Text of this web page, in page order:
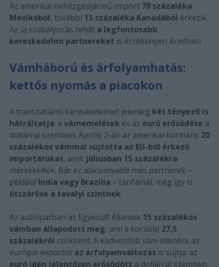
Az amerikai nehézgépjármű-import 78 százaléka
Mexikóból, további 15 százaléka Kanadából érkezik.
Az új szabályozás tehát a legfontosabb
kereskedelmi partnereket is érzékenyen érintheti.
Vámháború és árfolyamhatás:
kettős nyomás a piacokon
A transzatlanti kereskedelmet jelenleg két tényező is
hátráltatja: a vámemelések és az euró erősödése a
dollárral szemben. Április 2-án az amerikai kormány 20
százalékos vámmal sújtotta az EU-ból érkező
importárukat, amit júliusban 15 százalékra
mérsékeltek. Bár ez alacsonyabb más partnerek –
például India vagy Brazília – tarifáinál, még így is
ötszöröse a tavalyi szintnek.
Az autóiparban az Egyesült Államok 15 százalékos
vámban állapodott meg, ami a korábbi 27,5
százalékról csökkent. A kedvezőbb vám ellenére az
európai exportot az árfolyamváltozásis sújtja: az
euró idén jelentősen erősödött a dollárral szemben,